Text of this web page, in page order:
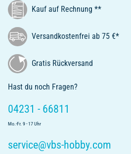
Kauf auf Rechnung **
Versandkostenfrei ab 75 €*
Gratis Rückversand
Hast du noch Fragen?
04231 - 66811
Mo.-Fr. 9 - 17 Uhr
service@vbs-hobby.com